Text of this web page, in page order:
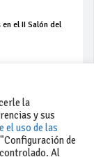
el II Salón del
la
y sus
el uso de las
de
Al